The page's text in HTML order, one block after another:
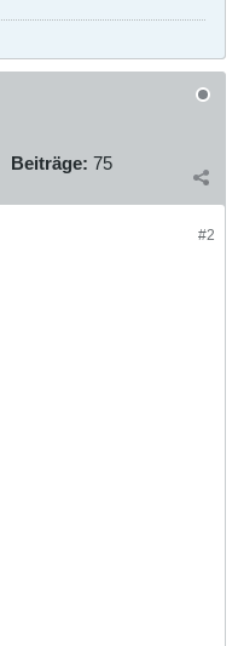
Beiträge: 75
#2